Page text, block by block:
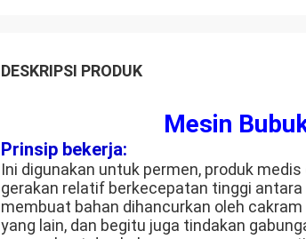
DESKRIPSI PRODUK
Mesin
Prinsip bekerja:
Ini digunakan untuk permen, produk
gerakan relatif berkecepatan tinggi
membuat bahan dihancurkan oleh
yang lain, dan begitu juga tindakan